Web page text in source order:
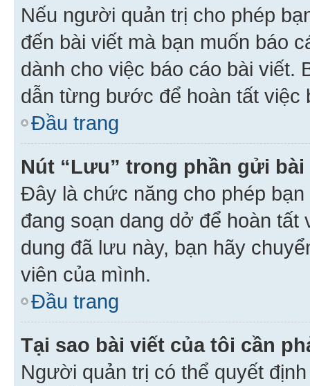
Nếu người quản trị cho phép
đến bài viết mà bạn muốn báo
dành cho việc báo cáo bài viết.
dẫn từng bước để hoàn tất việc
Đầu trang
Nút “Lưu” trong phần gửi
Đây là chức năng cho phép
đang soạn dang dở để hoàn
dung đã lưu này, bạn hãy
viên của mình.
Đầu trang
Tại sao bài viết của tôi cần
Người quản trị có thể quyết